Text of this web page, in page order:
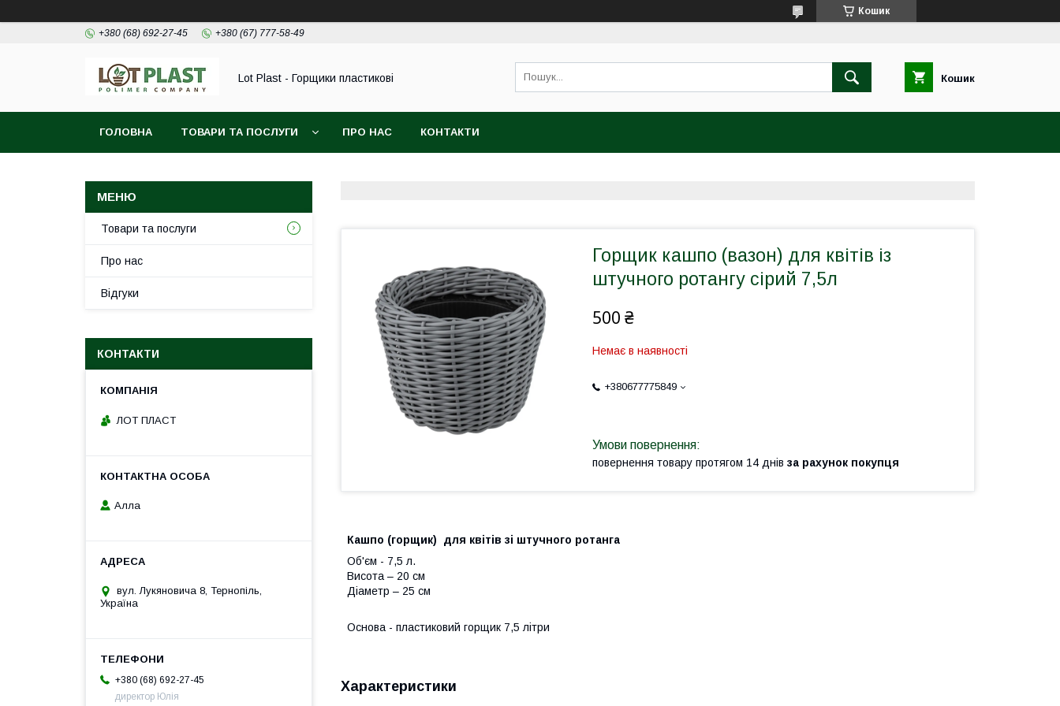
Кошик
+380 (68) 692-27-45 +380 (67) 777-58-49
Lot Plast - Горщики пластикові Кошик
ГОЛОВНА ТОВАРИ ТА ПОСЛУГИ ПРО НАС КОНТАКТИ
Горщик кашпо (вазон) для квітів із
штучного ротангу сірий 7,5л
500 ₴
Немає в наявності
+380677775849
повернення товару протягом 14 днів за рахунок покупця
Кашпо (горщик) для квітів зі штучного ротанга
Об'єм - 7,5 л.
Висота – 20 см
Діаметр – 25 см
Основа - пластиковий горщик 7,5 літри
Характеристики
Товари та послуги
Про нас
Відгуки
КОНТАКТИ
ЛОТ ПЛАСТ
Алла
вул. Лукяновича 8, Тернопіль,
Україна
+380 (68) 692-27-45
директор Юлія